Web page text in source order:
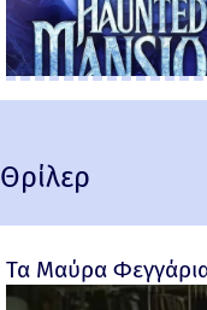
Θρίλερ
Τα Μαύρα